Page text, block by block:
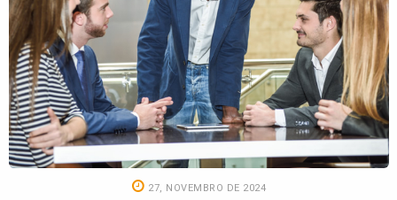
27, NOVEMBRO DE 2024